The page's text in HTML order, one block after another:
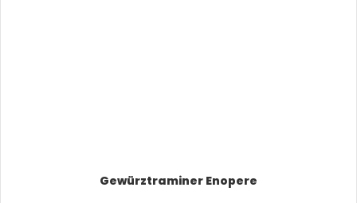
Gewürztraminer Enopere